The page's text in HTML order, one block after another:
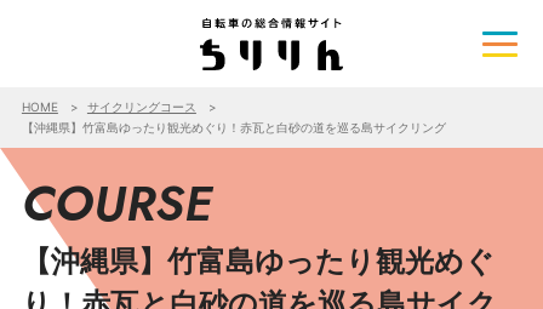
HOME
サイクリングコース
【沖縄県】竹富島ゆったり観光めぐり！赤瓦と白砂の道を巡る島サイクリング
COURSE
【沖縄県】竹富島ゆったり観光めぐ